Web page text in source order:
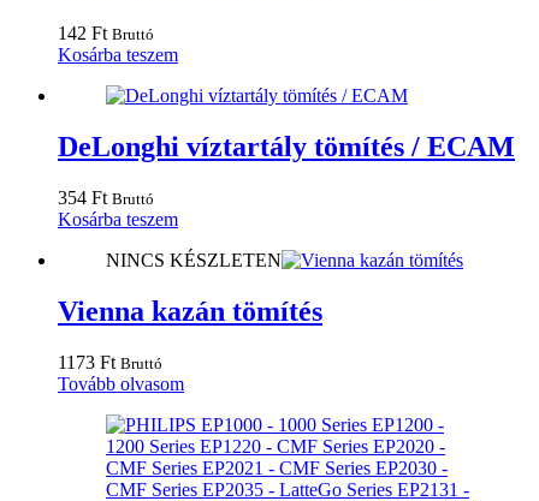
142 Ft Bruttó
Kosárba teszem
DeLonghi víztartály tömítés / ECAM
354 Ft Bruttó
Kosárba teszem
NINCS KÉSZLETEN
Vienna kazán tömítés
1173 Ft Bruttó
Tovább olvasom